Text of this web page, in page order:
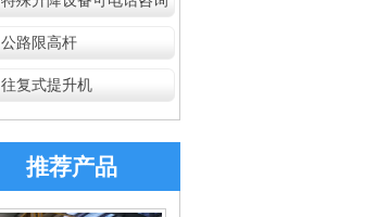
公路限高杆
往复式提升机
推荐产品